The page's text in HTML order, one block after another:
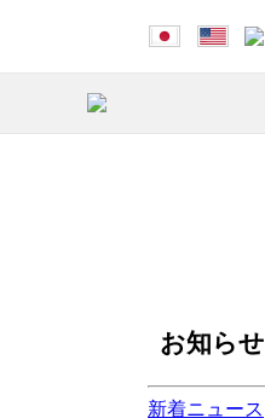
お知らせ
新着ニュース